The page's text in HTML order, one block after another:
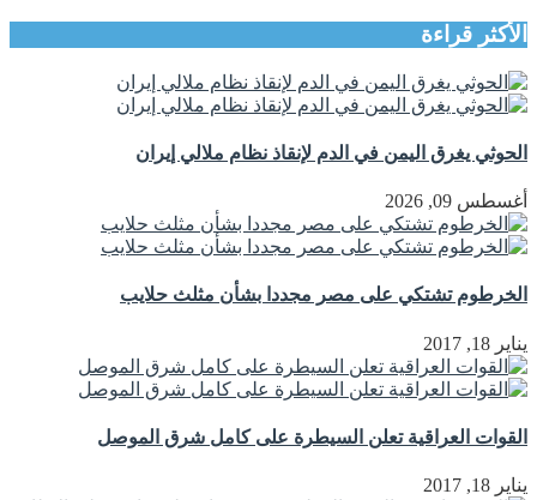
الأكثر قراءة
الحوثي يغرق اليمن في الدم لإنقاذ نظام ملالي إيران
أغسطس 09, 2026
الخرطوم تشتكي على مصر مجددا بشأن مثلث حلايب
يناير 18, 2017
القوات العراقية تعلن السيطرة على كامل شرق الموصل
يناير 18, 2017